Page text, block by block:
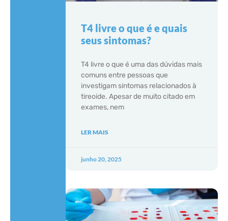
T4 livre o que é e quais
seus sintomas?
T4 livre o que é uma das dúvidas mais
comuns entre pessoas que
investigam sintomas relacionados à
tireoide. Apesar de muito citado em
exames, nem
LER MAIS
junho 20, 2025